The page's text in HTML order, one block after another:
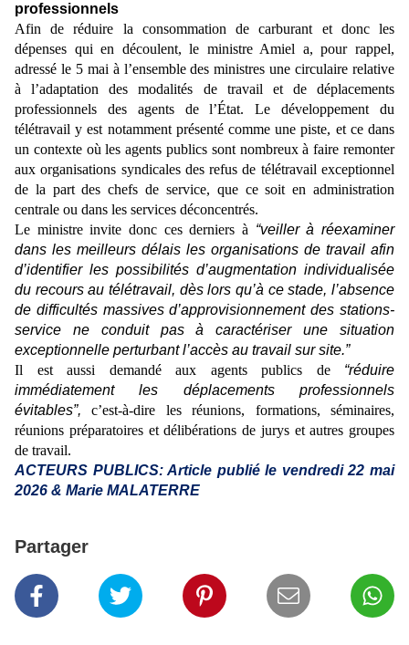
professionnels
Afin de réduire la consommation de carburant et donc les
dépenses qui en découlent, le ministre Amiel a, pour rappel,
adressé le 5 mai à l’ensemble des ministres une circulaire relative
à l’adaptation des modalités de travail et de déplacements
professionnels des agents de l’État. Le développement du
télétravail y est notamment présenté comme une piste, et ce dans
un contexte où les agents publics sont nombreux à faire remonter
aux organisations syndicales des refus de télétravail exceptionnel
de la part des chefs de service, que ce soit en administration
centrale ou dans les services déconcentrés.
Le ministre invite donc ces derniers à “veiller à réexaminer
dans les meilleurs délais les organisations de travail afin
d’identifier les possibilités d’augmentation individualisée
du recours au télétravail, dès lors qu’à ce stade, l’absence
de difficultés massives d’approvisionnement des stations-
service ne conduit pas à caractériser une situation
exceptionnelle perturbant l’accès au travail sur site.”
Il est aussi demandé aux agents publics de
“réduire
immédiatement les déplacements professionnels
évitables”,
c’est-à-dire les réunions, formations, séminaires,
réunions préparatoires et délibérations de jurys et autres groupes
de travail.
ACTEURS PUBLICS: Article publié le vendredi 22 mai
2026 & Marie MALATERRE
Partager